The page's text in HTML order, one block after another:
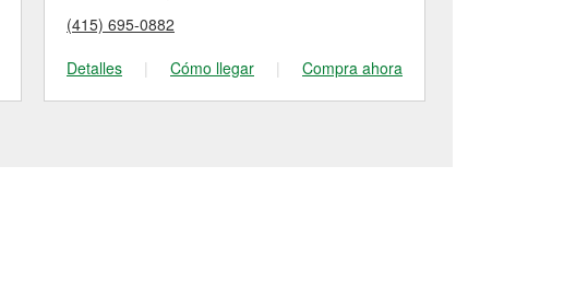
(415) 695-0882
Detalles
| Cómo llegar | Compra ahora